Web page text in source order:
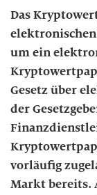
Das
um ein
Gesetz über
der
vorläufig
Markt bereits.